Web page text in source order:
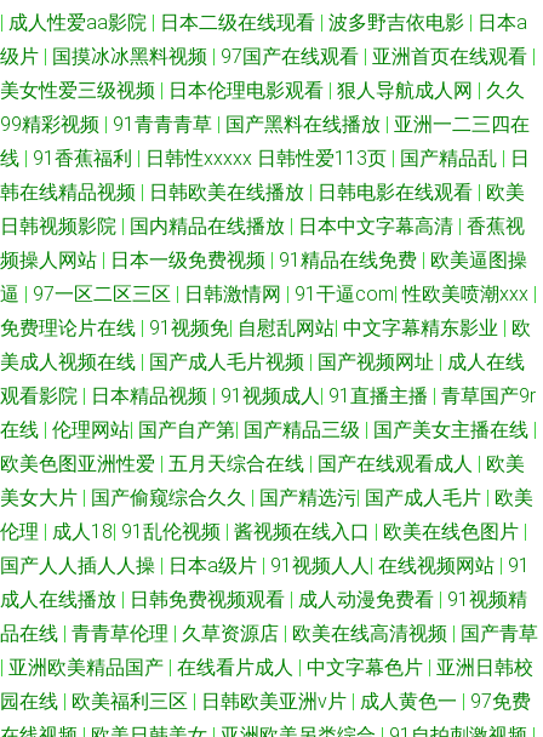
| 成人性爱aa影院 | 日本二级在线现看 | 波多野吉依电影 | 日本a
级片 | 国摸冰冰黑料视频 | 97国产在线观看 | 亚洲首页在线观看 |
美女性爱三级视频 | 日本伦理电影观看 | 狠人导航成人网 | 久久
99精彩视频 | 91青青青草 | 国产黑料在线播放 | 亚洲一二三四在
线 | 91香蕉福利 | 日韩性xxxxx 日韩性爱113页 | 国产精品乱 | 日
韩在线精品视频 | 日韩欧美在线播放 | 日韩电影在线观看 | 欧美
日韩视频影院 | 国内精品在线播放 | 日本中文字幕高清 | 香蕉视
频操人网站 | 日本一级免费视频 | 91精品在线免费 | 欧美逼图操
逼 | 97一区二区三区 | 日韩激情网 | 91干逼com|性欧美喷潮xxx |
免费理论片在线 | 91视频免| 自慰乱网站| 中文字幕精东影业 | 欧
美成人视频在线 | 国产成人毛片视频 | 国产视频网址 | 成人在线
观看影院 | 日本精品视频 | 91视频成人| 91直播主播 | 青草国产9r
在线 | 伦理网站| 国产自产第| 国产精品三级 | 国产美女主播在线 |
欧美色图亚洲性爱 | 五月天综合在线 | 国产在线观看成人 | 欧美
美女大片 | 国产偷窥综合久久 | 国产精选污| 国产成人毛片 | 欧美
伦理 | 成人18| 91乱伦视频 | 酱视频在线入口 | 欧美在线色图片 |
国产人人插人人操 | 日本a级片 | 91视频人人| 在线视频网站 | 91
成人在线播放 | 日韩免费视频观看 | 成人动漫免费看 | 91视频精
品在线 | 青青草伦理 | 久草资源店 | 欧美在线高清视频 | 国产青草
| 亚洲欧美精品国产 | 在线看片成人 | 中文字幕色片 | 亚洲日韩校
园在线 | 欧美福利三区 | 日韩欧美亚洲v片 | 成人黄色一 | 97免费